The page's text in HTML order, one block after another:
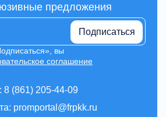
(861) 205-44-09
promportal@frpkk.ru
предложения
Подписаться
вы
соглашение